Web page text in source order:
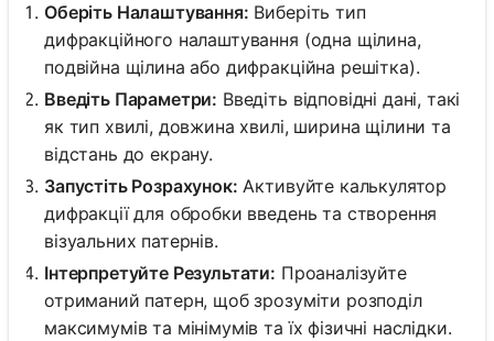
Оберіть Налаштування: Виберіть тип
дифракційного налаштування (одна щілина,
подвійна щілина або дифракційна решітка).
Введіть Параметри: Введіть відповідні дані, такі
як тип хвилі, довжина хвилі, ширина щілини та
відстань до екрану.
Запустіть Розрахунок: Активуйте калькулятор
дифракції для обробки введень та створення
візуальних патернів.
Інтерпретуйте Результати: Проаналізуйте
отриманий патерн, щоб зрозуміти розподіл
максимумів та мінімумів та їх фізичні наслідки.